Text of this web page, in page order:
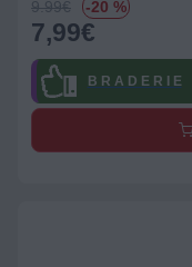
9.99€ -20 %
7,99€
B R A D E R I E